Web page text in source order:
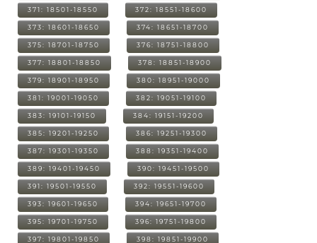
371: 18501-18550 372: 18551-18600
373: 18601-18650 374: 18651-18700
375: 18701-18750 376: 18751-18800
377: 18801-18850 378: 18851-18900
379: 18901-18950 380: 18951-19000
381: 19001-19050 382: 19051-19100
383: 19101-19150 384: 19151-19200
385: 19201-19250 386: 19251-19300
387: 19301-19350 388: 19351-19400
389: 19401-19450 390: 19451-19500
391: 19501-19550 392: 19551-19600
393: 19601-19650 394: 19651-19700
395: 19701-19750 396: 19751-19800
397: 19801-19850 398: 19851-19900